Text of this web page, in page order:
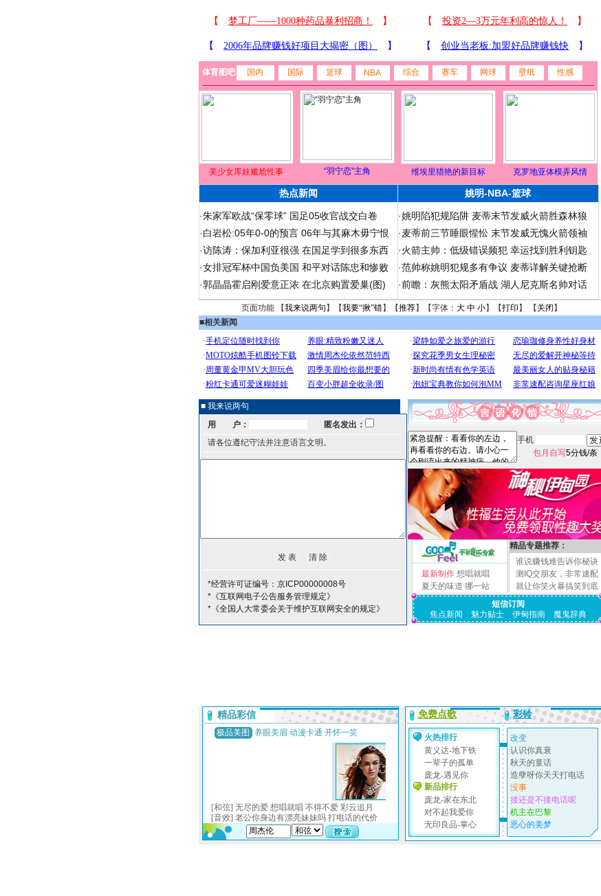
体育图吧 国内 国际 篮球 NBA 综合 赛车 网球 壁纸 性感
美少女库娃尴尬性事 “羽宁恋”主角 维埃里猎艳的新目标 克罗地亚体模弄风情
热点新闻 姚明-NBA-篮球
·朱家军欧战“保零球” 国足05收官战交白卷
·白岩松:05年0-0的预言 06年与其麻木毋宁恨
·访陈涛：保加利亚很强 在国足学到很多东西
·女排冠军杯中国负美国 和平对话陈忠和惨败
·郭晶晶霍启刚爱意正浓 在北京购置爱巢(图)
·姚明陷犯规陷阱 麦蒂末节发威火箭胜森林狼
·麦蒂前三节睡眼惺忪 末节发威无愧火箭领袖
·火箭主帅：低级错误频犯 幸运找到胜利钥匙
·范帅称姚明犯规多有争议 麦蒂详解关键抢断
·前瞻：灰熊太阳矛盾战 湖人尼克斯名帅对话
页面功能 【我来说两句 】【我要“揪”错】【推荐】【字体： 大 中 小】【打印 】 【 关闭 】
■相关新闻
■ 我来说两句
用 户：
匿名发出：
请各位遵纪守法并注意语言文明。
*经营许可证编号：京ICP00000008号
*《互联网电子公告服务管理规定》
*《全国人大常委会关于维护互联网安全的规定》
手机
包月自写5分钱/条
最新制作 想唱就唱
夏天的味道 哪一站
精品专题推荐：
谁说赚钱难告诉你秘诀
测IQ交朋友，非常速配
就让你笑火暴搞笑到底
短信订阅
焦点新闻
魅力贴士 伊甸指南 魔鬼辞典